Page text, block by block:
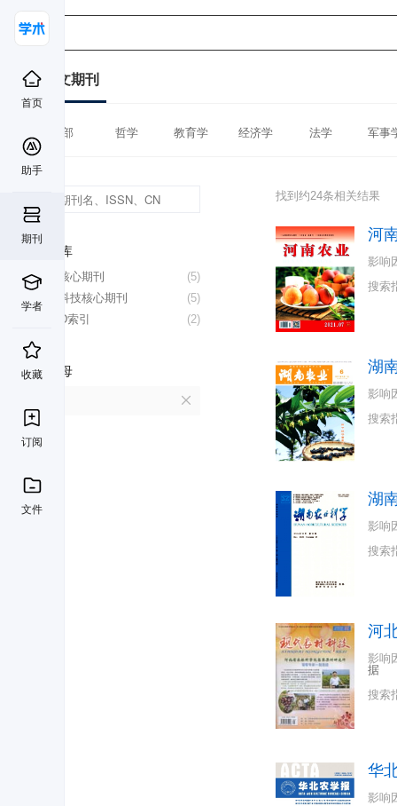
首页
助手
期刊
学者
收藏
订阅
文件
中文期刊
全部 哲学 教育学 经济学 法学 军事
数据库
(5)
北大核心期刊
(5)
中国科技核心期刊
(2)
CSCD索引
首字母
找到约24条相关结果
河
影响
搜索
湖
影响
搜索
湖
影响
搜索
河
影响
据
搜索
华
影响